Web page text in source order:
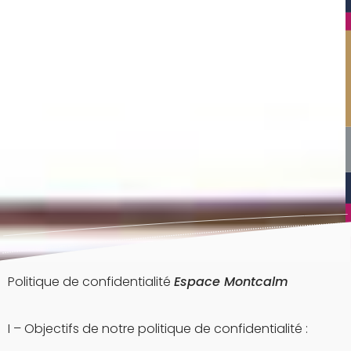
Politique de confidentialité Espace Montcalm
I – Objectifs de notre politique de confidentialité :